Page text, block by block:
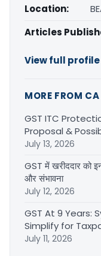
Location:
Articles
View full
MORE FROM
GST ITC
Proposal &
July 13, 2026
GST में खरीददार को
और संभावना
July 12, 2026
GST At 9 Years:
Simplify for
July 11, 2026